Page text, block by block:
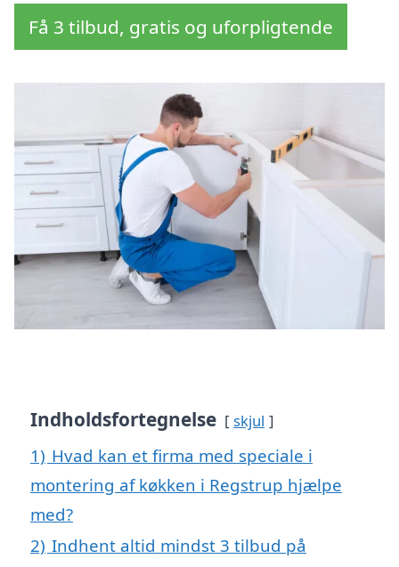
Få 3 tilbud, gratis og uforpligtende
Indholdsfortegnelse skjul
1) Hvad kan et firma med speciale i
montering af køkken i Regstrup hjælpe
med?
2) Indhent altid mindst 3 tilbud på